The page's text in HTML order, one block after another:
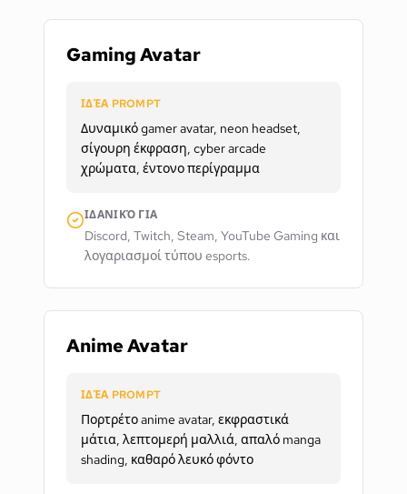
Gaming Avatar
ΙΔΈΑ PROMPT
Δυναμικό gamer avatar, neon headset,
σίγουρη έκφραση, cyber arcade
χρώματα, έντονο περίγραμμα
ΙΔΑΝΙΚΌ ΓΙΑ
Discord, Twitch, Steam, YouTube Gaming και
λογαριασμοί τύπου esports.
Anime Avatar
ΙΔΈΑ PROMPT
Πορτρέτο anime avatar, εκφραστικά
μάτια, λεπτομερή μαλλιά, απαλό manga
shading, καθαρό λευκό φόντο